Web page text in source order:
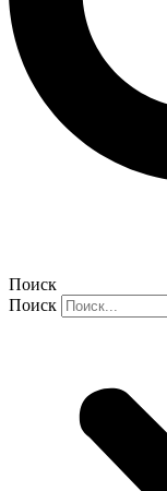
Поиск
Поиск